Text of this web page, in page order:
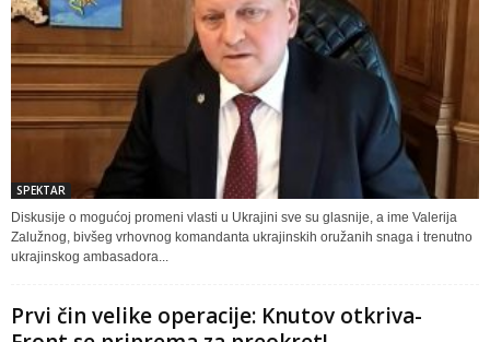
SPEKTAR
Diskusije o mogućoj promeni vlasti u Ukrajini sve su glasnije, a ime Valerija
Zalužnog, bivšeg vrhovnog komandanta ukrajinskih oružanih snaga i trenutno
ukrajinskog ambasadora...
Prvi čin velike operacije: Knutov otkriva-